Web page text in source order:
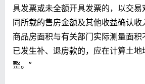
具发票或未全额开具发票的，以交
同所载的售房金额及其他收益确认
商品房面积与有关部门实际测量面
已发生补、退房款的，应在计算土地
整。”